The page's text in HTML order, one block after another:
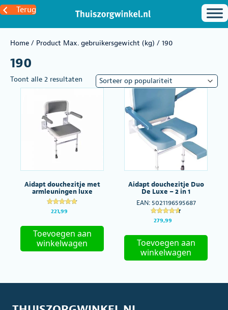
Terug
Home / Product Max. gebruikersgewicht (kg) / 190
190
Toont alle 2 resultaten Gesorteerd
op
Aidapt douchezitje met
armleuningen luxe
Gewaardeer
uit 5
221,99
Toevoegen aan
winkelwagen
Aidapt douchezitje Duo
De Luxe – 2 in 1
EAN: 5021196595687
Gewaardeer
d
uit 5
279,99
Toevoegen aan
winkelwagen